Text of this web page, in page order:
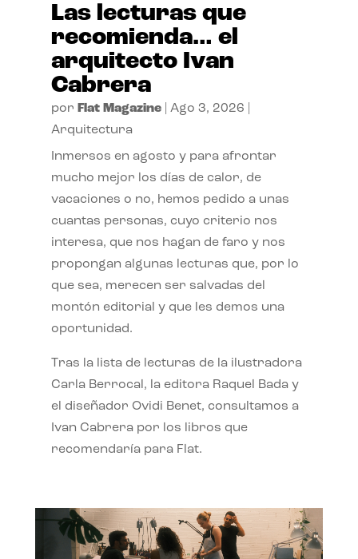
Las lecturas que
recomienda… el
arquitecto Ivan
Cabrera
por Flat Magazine| Ago 3, 2026
Arquitectura
Inmersos en agosto y para afrontar
mucho mejor los días de calor, de
vacaciones o no, hemos pedido a unas
cuantas personas, cuyo criterio nos
interesa, que nos hagan de faro y nos
propongan algunas lecturas que, por lo
que sea, merecen ser salvadas del
montón editorial y que les demos una
oportunidad.
Tras la lista de lecturas de la ilustradora
Carla Berrocal, la editora Raquel Bada y
el diseñador Ovidi Benet, consultamos a
Ivan Cabrera por los libros que
recomendaría para Flat.